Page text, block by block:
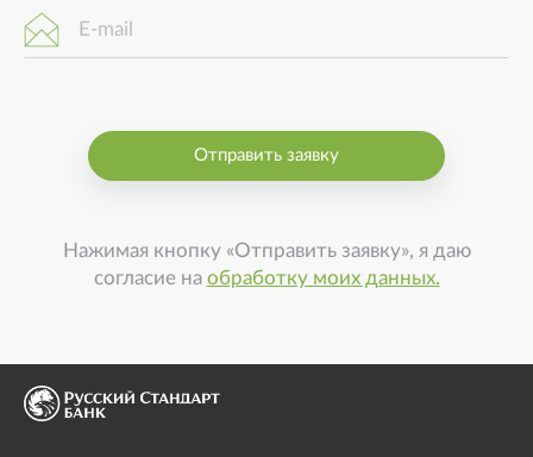
E-mail
Отправить заявку
Нажимая кнопку «Отправить заявку», я даю
согласие на обработку моих данных.